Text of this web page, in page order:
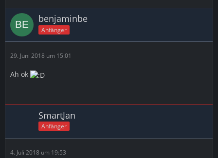
benjaminbe
Anfänger
29. Juni 2018 um 15:01
Ah ok
SmartJan
Anfänger
4. Juli 2018 um 19:53